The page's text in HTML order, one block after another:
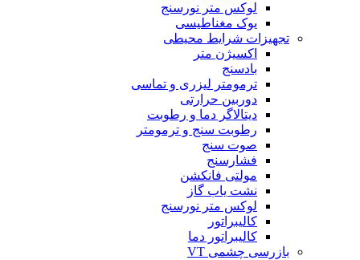
لوکس متر نورسنج
یوک مغناطیسی
تجهیزات شرایط محیطی
اکسیژن متر
بادسنج
ترمومتر لیزری و تماسی
دوربین حرارتی
دیتالاگر دما و رطوبت
رطوبت سنج و ترمومتر
صوت سنج
فشارسنج
مولتی فانکشن
نشت یاب گاز
لوکس متر نورسنج
کالیبراتور
کالیبراتور دما
بازرسی چشمی VT